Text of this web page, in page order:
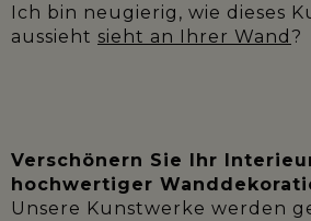
Ich bin neugierig, wie dieses
aussieht sieht an Ihrer Wand ?
Verschönern Sie Ihr
hochwertiger
Unsere Kunstwerke werden